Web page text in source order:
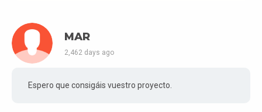
MAR
2,462 days ago
Espero que consigáis vuestro proyecto.